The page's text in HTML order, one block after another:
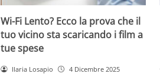
Wi-Fi Lento? Ecco la prova che il
tuo vicino sta scaricando i film a
tue spese
Ilaria Losapio 4 Dicembre 2025